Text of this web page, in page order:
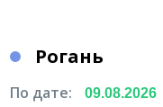
Рогань
По дате: